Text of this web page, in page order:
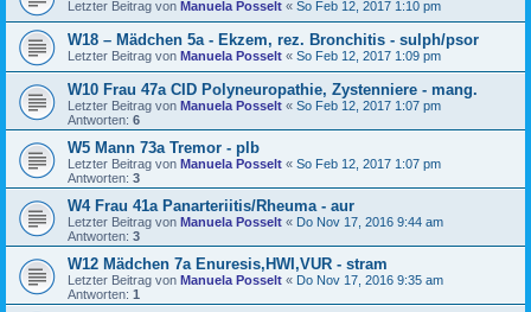
Letzter Beitrag von Manuela Posselt « So Feb 12, 2017 1:10 pm
W18 – Mädchen 5a - Ekzem, rez. Bronchitis - sulph/psor
Letzter Beitrag von Manuela Posselt « So Feb 12, 2017 1:09 pm
W10 Frau 47a CID Polyneuropathie, Zystenniere - mang.
Letzter Beitrag von Manuela Posselt « So Feb 12, 2017 1:07 pm
Antworten: 6
W5 Mann 73a Tremor - plb
Letzter Beitrag von Manuela Posselt « So Feb 12, 2017 1:07 pm
Antworten: 3
W4 Frau 41a Panarteriitis/Rheuma - aur
Letzter Beitrag von Manuela Posselt « Do Nov 17, 2016 9:44 am
Antworten: 3
W12 Mädchen 7a Enuresis,HWI,VUR - stram
Letzter Beitrag von Manuela Posselt « Do Nov 17, 2016 9:35 am
Antworten: 1